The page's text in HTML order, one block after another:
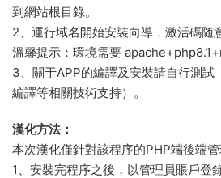
到網站根目錄。
2、運行域名開始安裝向導，激活碼随
溫馨提示：環境需要
3、關于APP的編譯及安裝請自行測試
編譯等相關技術支持）。
漢化方法：
本次漢化僅針對該程序的PHP端後端管
1、安裝完程序之後，以管理員賬戶登